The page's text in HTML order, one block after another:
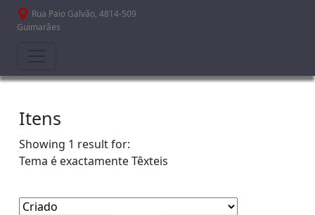
Passar para o conteúdo principal
Rua Paio Galvão, 4814-509
Guimarães
Itens
Showing 1 result for:
Tema é exactamenteTêxteis